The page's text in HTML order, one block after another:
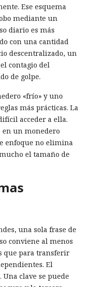
Ese esquema
mediante un
diario es más
con una cantidad
descentralizado, un
contagio del
de golpe.
«frío» y uno
más prácticas. La
acceder a ella.
en un monedero
enfoque no elimina
el tamaño de
una sola frase de
conviene al menos
que para transferir
El
clave se puede